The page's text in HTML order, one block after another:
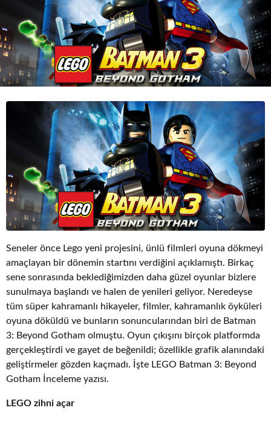
Seneler önce Lego yeni projesini, ünlü filmleri oyuna dökmeyi
amaçlayan bir dönemin startını verdiğini açıklamıştı. Birkaç
sene sonrasında beklediğimizden daha güzel oyunlar bizlere
sunulmaya başlandı ve halen de yenileri geliyor. Neredeyse
tüm süper kahramanlı hikayeler, filmler, kahramanlık öyküleri
oyuna döküldü ve bunların sonuncularından biri de Batman
3: Beyond Gotham olmuştu. Oyun çıkışını birçok platformda
gerçekleştirdi ve gayet de beğenildi; özellikle grafik alanındaki
geliştirmeler gözden kaçmadı. İşte LEGO Batman 3: Beyond
Gotham İnceleme yazısı.
LEGO zihni açar